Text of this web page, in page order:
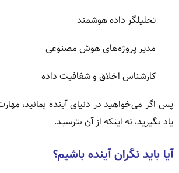
تحلیلگر داده هوشمند
مدیر پروژه‌های هوش مصنوعی
کارشناس اخلاق و شفافیت داده
پس اگر می‌خواهید در دنیای آینده بمانید،
یاد بگیرید، نه اینکه از آن بترسید.
آیا باید نگران آینده باشیم؟